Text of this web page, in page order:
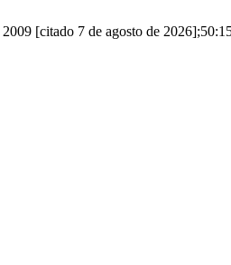
[citado 7 de agosto de